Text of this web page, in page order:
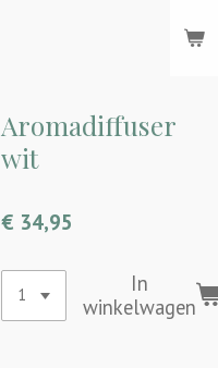
Aromadiffuser
wit
€ 34,95
In
winkelwagen